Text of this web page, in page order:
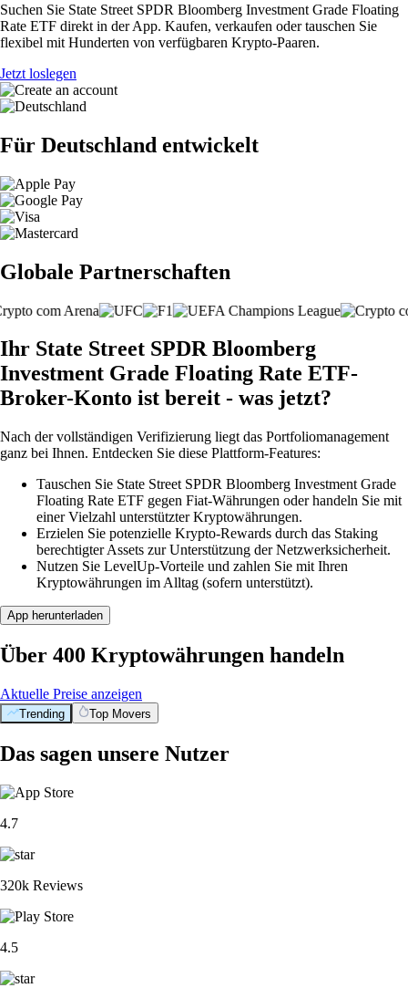
Suchen Sie State Street SPDR Bloomberg Investment Grade Floating
Rate ETF direkt in der App. Kaufen, verkaufen oder tauschen Sie
flexibel mit Hunderten von verfügbaren Krypto-Paaren.
Jetzt loslegen
Für Deutschland entwickelt
Globale Partnerschaften
Ihr State Street SPDR Bloomberg
Investment Grade Floating Rate ETF-
Broker-Konto ist bereit - was jetzt?
Nach der vollständigen Verifizierung liegt das Portfoliomanagement
ganz bei Ihnen. Entdecken Sie diese Plattform-Features:
Tauschen Sie State Street SPDR Bloomberg Investment Grade
Floating Rate ETF gegen Fiat-Währungen oder handeln Sie mit
einer Vielzahl unterstützter Kryptowährungen.
Erzielen Sie potenzielle Krypto-Rewards durch das Staking
berechtigter Assets zur Unterstützung der Netzwerksicherheit.
Nutzen Sie LevelUp-Vorteile und zahlen Sie mit Ihren
Kryptowährungen im Alltag (sofern unterstützt).
App herunterladen
Über 400 Kryptowährungen handeln
Aktuelle Preise anzeigen
Trending Top Movers
Das sagen unsere Nutzer
4.7
320k Reviews
4.5